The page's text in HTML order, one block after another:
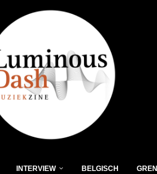
INTERVIEW BELGISCH